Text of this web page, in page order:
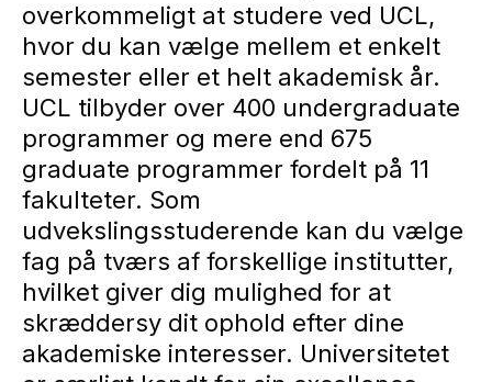
overkommeligt at studere ved UCL,
hvor du kan vælge mellem et enkelt
semester eller et helt akademisk år.
UCL tilbyder over 400 undergraduate
programmer og mere end 675
graduate programmer fordelt på 11
fakulteter. Som
udvekslingsstuderende kan du vælge
fag på tværs af forskellige institutter,
hvilket giver dig mulighed for at
skræddersy dit ophold efter dine
akademiske interesser. Universitetet